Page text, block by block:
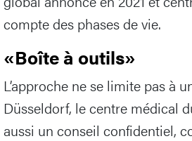
compte des phases de vie.
«Boîte à outils»
L’approche ne se limite pas à
Düsseldorf, le centre médical
aussi un conseil confidentiel,